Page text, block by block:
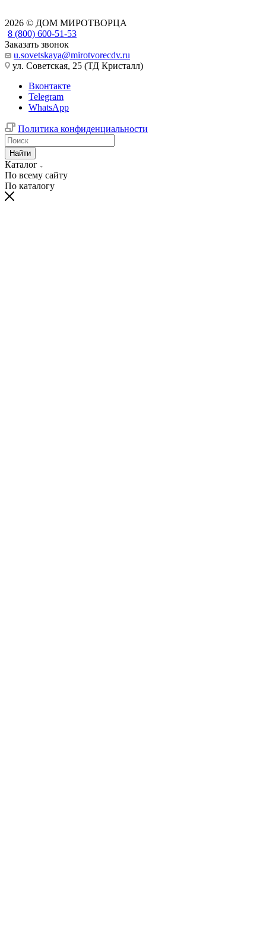
2026 © ДОМ МИРОТВОРЦА
8 (800) 600-51-53
Заказать звонок
u.sovetskaya@mirotvorecdv.ru
ул. Советская, 25 (ТД Кристалл)
Вконтакте
Telegram
WhatsApp
Политика конфиденциальности
Найти
Каталог
По всему сайту
По каталогу